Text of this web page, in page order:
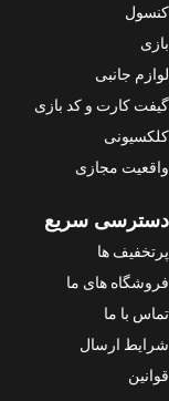
کنسول
بازی
لوازم جانبی
گیفت کارت و کد بازی
کلکسیونی
واقعیت مجازی
دسترسی سریع
پرتخفیف ها
فروشگاه های ما
تماس با ما
شرایط ارسال
قوانین